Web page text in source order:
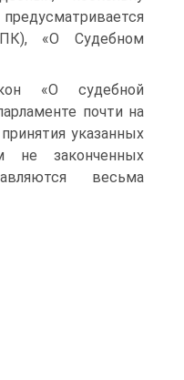
«О Судебном
«О судебной
почти на
указанных
не законченных
весьма